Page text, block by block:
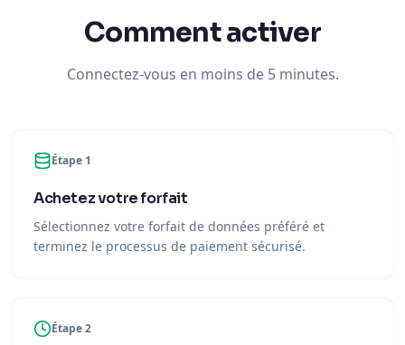
Comment activer
Connectez-vous en moins de 5 minutes.
Étape 1
Achetez votre forfait
Sélectionnez votre forfait de données préféré et
terminez le processus de paiement sécurisé.
Étape 2